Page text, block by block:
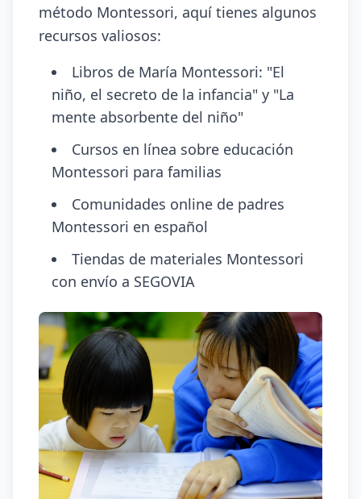
método Montessori, aquí tienes algunos
recursos valiosos:
Libros de María Montessori: "El
niño, el secreto de la infancia" y "La
mente absorbente del niño"
Cursos en línea sobre educación
Montessori para familias
Comunidades online de padres
Montessori en español
Tiendas de materiales Montessori
con envío a SEGOVIA